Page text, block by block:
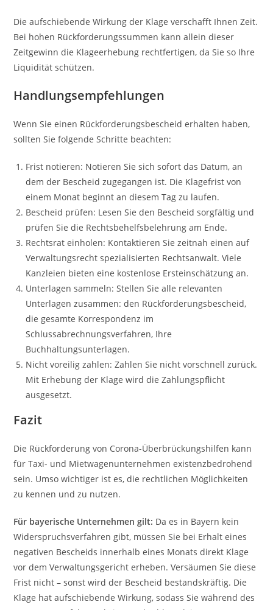
Die aufschiebende Wirkung der Klage verschafft Ihnen Zeit.
Bei hohen Rückforderungssummen kann allein dieser
Zeitgewinn die Klageerhebung rechtfertigen, da Sie so Ihre
Liquidität schützen.
Handlungsempfehlungen
Wenn Sie einen Rückforderungsbescheid erhalten haben,
sollten Sie folgende Schritte beachten:
Frist notieren: Notieren Sie sich sofort das Datum, an
dem der Bescheid zugegangen ist. Die Klagefrist von
einem Monat beginnt an diesem Tag zu laufen.
Bescheid prüfen: Lesen Sie den Bescheid sorgfältig und
prüfen Sie die Rechtsbehelfsbelehrung am Ende.
Rechtsrat einholen: Kontaktieren Sie zeitnah einen auf
Verwaltungsrecht spezialisierten Rechtsanwalt. Viele
Kanzleien bieten eine kostenlose Ersteinschätzung an.
Unterlagen sammeln: Stellen Sie alle relevanten
Unterlagen zusammen: den Rückforderungsbescheid,
die gesamte Korrespondenz im
Schlussabrechnungsverfahren, Ihre
Buchhaltungsunterlagen.
Nicht voreilig zahlen: Zahlen Sie nicht vorschnell zurück.
Mit Erhebung der Klage wird die Zahlungspflicht
ausgesetzt.
Fazit
Die Rückforderung von Corona-Überbrückungshilfen kann
für Taxi- und Mietwagenunternehmen existenzbedrohend
sein. Umso wichtiger ist es, die rechtlichen Möglichkeiten
zu kennen und zu nutzen.
Für bayerische Unternehmen gilt: Da es in Bayern kein
Widerspruchsverfahren gibt, müssen Sie bei Erhalt eines
negativen Bescheids innerhalb eines Monats direkt Klage
vor dem Verwaltungsgericht erheben. Versäumen Sie diese
Frist nicht – sonst wird der Bescheid bestandskräftig. Die
Klage hat aufschiebende Wirkung, sodass Sie während des